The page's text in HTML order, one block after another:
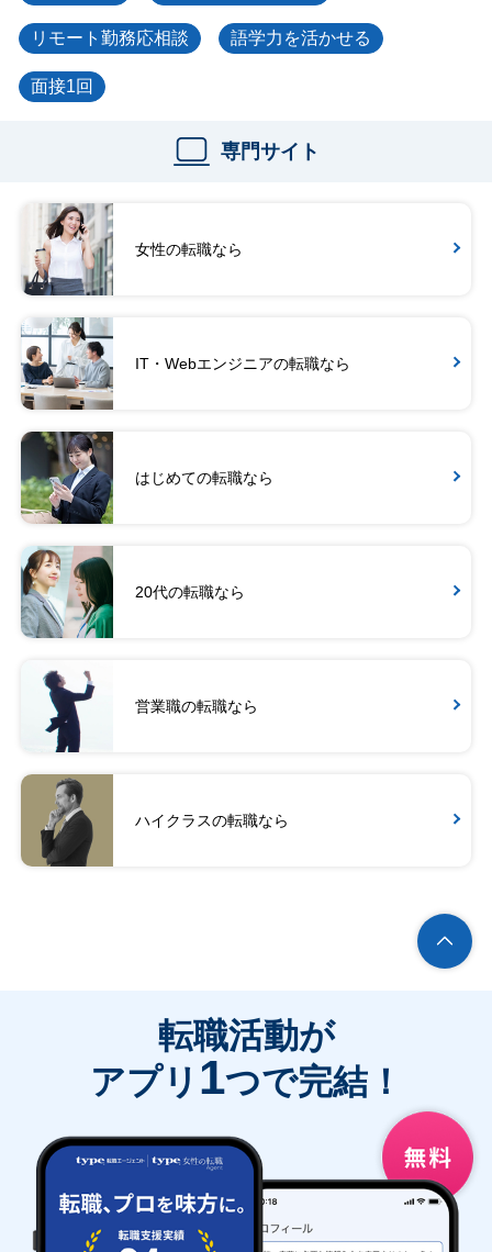
リモート勤務応相談 語学力を活かせる
面接1回
専門サイト
女性の転職なら
IT・Webエンジニアの転職なら
はじめての転職なら
20代の転職なら
営業職の転職なら
ハイクラスの転職なら
転職活動が
アプリ 1つで完結！